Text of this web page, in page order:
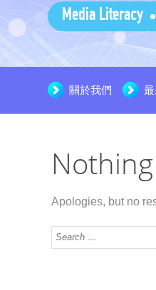
Media Literacy
關於我們
Apologies, but no